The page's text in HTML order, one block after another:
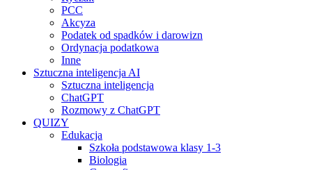
PCC
Akcyza
Podatek od spadków i darowizn
Ordynacja podatkowa
Inne
Sztuczna inteligencja AI
Sztuczna inteligencja
ChatGPT
Rozmowy z ChatGPT
QUIZY
Edukacja
Szkoła podstawowa klasy 1-3
Biologia